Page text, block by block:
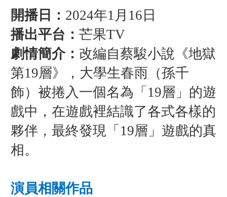
開播日： 2024年1月16日
播出平台： 芒果TV
劇情簡介： 改編自蔡駿小說《地獄
第19層》，大學生春雨（孫千
飾）被捲入一個名為「19層」的遊
戲中，在遊戲裡結識了各式各樣的
夥伴，最終發現「19層」遊戲的真
相。
演員相關作品